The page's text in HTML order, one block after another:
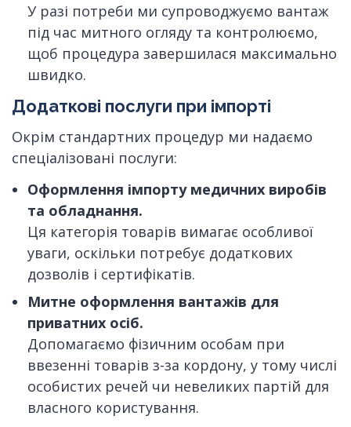
У разі потреби ми супроводжуємо вантаж
під час митного огляду та контролюємо,
щоб процедура завершилася максимально
швидко.
Додаткові послуги при імпорті
Окрім стандартних процедур ми надаємо
спеціалізовані послуги:
Оформлення імпорту медичних виробів
та обладнання.
Ця категорія товарів вимагає особливої
уваги, оскільки потребує додаткових
дозволів і сертифікатів.
Митне оформлення вантажів для
приватних осіб.
Допомагаємо фізичним особам при
ввезенні товарів з-за кордону, у тому числі
особистих речей чи невеликих партій для
власного користування.